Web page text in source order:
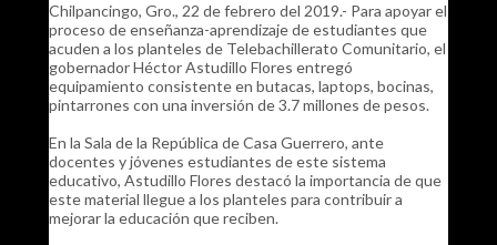
Chilpancingo, Gro., 22 de febrero del 2019.- Para apoyar el
proceso de enseñanza-aprendizaje de estudiantes que
acuden a los planteles de Telebachillerato Comunitario, el
gobernador Héctor Astudillo Flores entregó
equipamiento consistente en butacas, laptops, bocinas,
pintarrones con una inversión de 3.7 millones de pesos.
En la Sala de la República de Casa Guerrero, ante
docentes y jóvenes estudiantes de este sistema
educativo, Astudillo Flores destacó la importancia de que
este material llegue a los planteles para contribuir a
mejorar la educación que reciben.